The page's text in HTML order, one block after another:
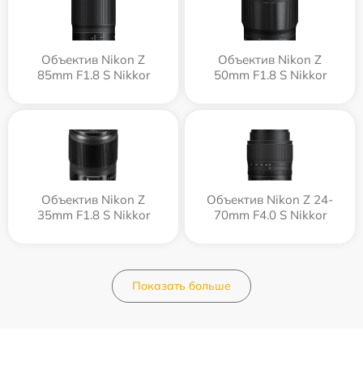
Объектив Nikon Z
85mm F1.8 S Nikkor
Объектив Nikon Z
50mm F1.8 S Nikkor
Объектив Nikon Z
35mm F1.8 S Nikkor
Объектив Nikon Z 24-
70mm F4.0 S Nikkor
Показать больше